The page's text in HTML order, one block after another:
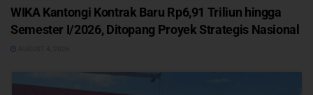
WIKA Kantongi Kontrak Baru Rp6,91 Triliun hingga
Semester I/2026, Ditopang Proyek Strategis Nasional